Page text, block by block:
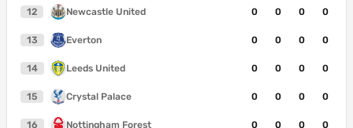
12 Newcastle United 0 0 0 0
13 Everton 0 0 0 0
14 Leeds United 0 0 0 0
15 Crystal Palace 0 0 0 0
16 Nottingham Forest 0 0 0 0